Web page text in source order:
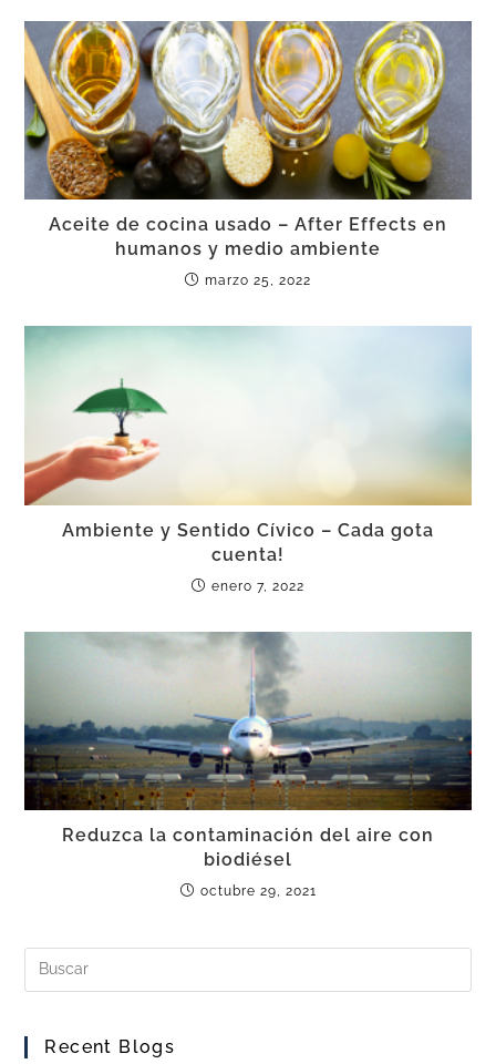
Aceite de cocina usado – After Effects en
humanos y medio ambiente
marzo 25, 2022
Ambiente y Sentido Cívico – Cada gota
cuenta!
enero 7, 2022
Reduzca la contaminación del aire con
biodiésel
octubre 29, 2021
Recent Blogs